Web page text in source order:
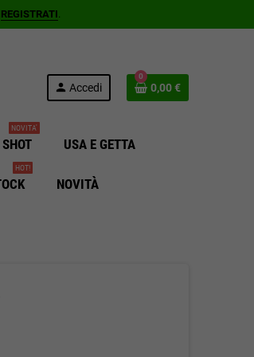
REGISTRATI.
person Accedi
0
0,00 €
NOVITA'
USA E GETTA
HOT!
NOVITÀ